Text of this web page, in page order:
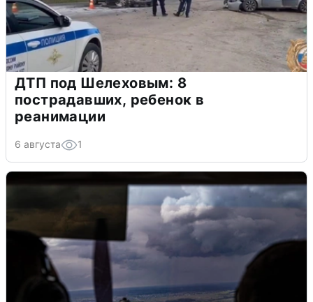
ДТП под Шелеховым: 8
пострадавших, ребенок в
реанимации
6 августа 1